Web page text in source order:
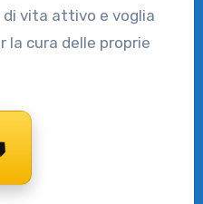
di vita attivo e voglia
la cura delle proprie